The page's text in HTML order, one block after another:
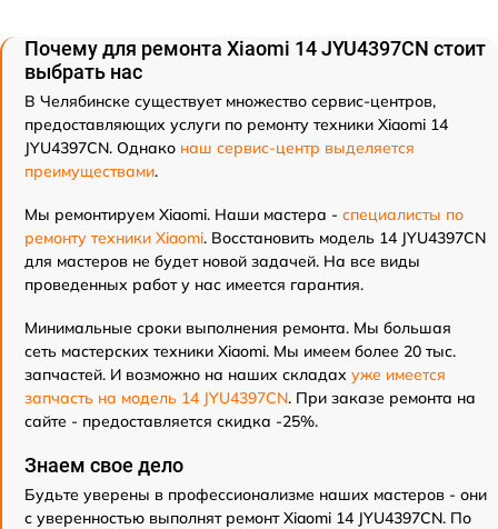
Почему для ремонта Xiaomi 14 JYU4397CN стоит
выбрать нас
В Челябинске существует множество сервис-центров,
предоставляющих услуги по ремонту техники Xiaomi 14
JYU4397CN. Однако наш сервис-центр выделяется
преимуществами.
Мы ремонтируем Xiaomi. Наши мастера - специалисты по
ремонту техники Xiaomi. Восстановить модель 14 JYU4397CN
для мастеров не будет новой задачей. На все виды
проведенных работ у нас имеется гарантия.
Минимальные сроки выполнения ремонта. Мы большая
сеть мастерских техники Xiaomi. Мы имеем более 20 тыс.
запчастей. И возможно на наших складах уже имеется
запчасть на модель 14 JYU4397CN. При заказе ремонта на
сайте - предоставляется скидка -25%.
Знаем свое дело
Будьте уверены в профессионализме наших мастеров - они
с уверенностью выполнят ремонт Xiaomi 14 JYU4397CN. По